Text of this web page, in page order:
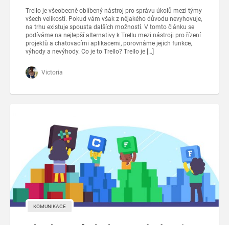
Trello je všeobecně oblíbený nástroj pro správu úkolů mezi týmy
všech velikostí. Pokud vám však z nějakého důvodu nevyhovuje,
na trhu existuje spousta dalších možností. V tomto článku se
podíváme na nejlepší alternativy k Trellu mezi nástroji pro řízení
projektů a chatovacími aplikacemi, porovnáme jejich funkce,
výhody a nevýhody. Co je to Trello? Trello je […]
Victoria
KOMUNIKACE